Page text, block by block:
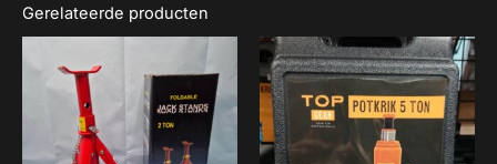
Gerelateerde producten